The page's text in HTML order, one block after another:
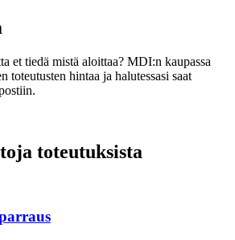
et tiedä mistä aloittaa? MDI:n kaupassa
toteutusten hintaa ja halutessasi saat
toteutuksista